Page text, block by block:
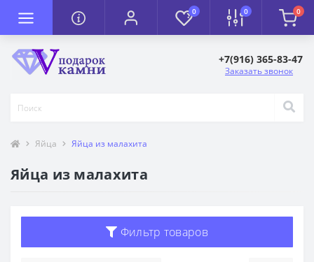
0 0 0
+7(916) 365-83-47
Заказать звонок
Яйца Яйца из малахита
Яйца из малахита
Фильтр товаров